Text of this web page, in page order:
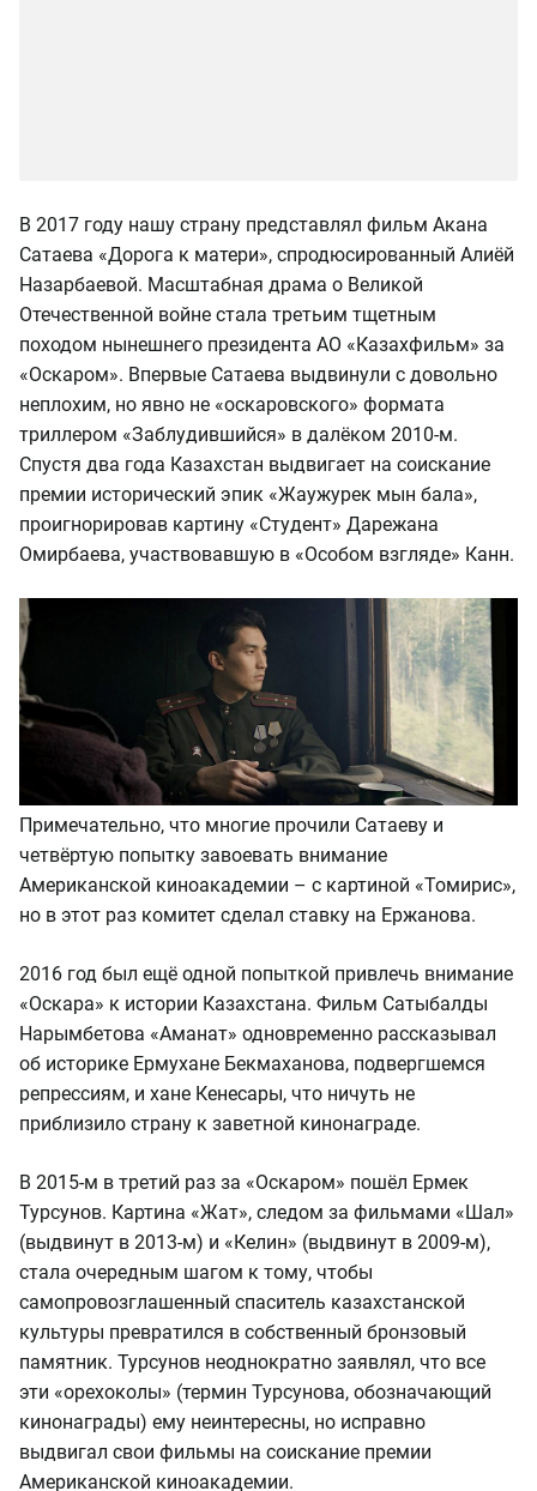
В 2017 году нашу страну представлял фильм Акана
Сатаева «Дорога к матери», спродюсированный Алиёй
Назарбаевой. Масштабная драма о Великой
Отечественной войне стала третьим тщетным
походом нынешнего президента АО «Казахфильм» за
«Оскаром». Впервые Сатаева выдвинули с довольно
неплохим, но явно не «оскаровского» формата
триллером «Заблудившийся» в далёком 2010-м.
Спустя два года Казахстан выдвигает на соискание
премии исторический эпик «Жаужурек мын бала»,
проигнорировав картину «Студент» Дарежана
Омирбаева, участвовавшую в «Особом взгляде» Канн.
Примечательно, что многие прочили Сатаеву и
четвёртую попытку завоевать внимание
Американской киноакадемии – с картиной «Томирис»,
но в этот раз комитет сделал ставку на Ержанова.
2016 год был ещё одной попыткой привлечь внимание
«Оскара» к истории Казахстана. Фильм Сатыбалды
Нарымбетова «Аманат» одновременно рассказывал
об историке Ермухане Бекмаханова, подвергшемся
репрессиям, и хане Кенесары, что ничуть не
приблизило страну к заветной кинонаграде.
В 2015-м в третий раз за «Оскаром» пошёл Ермек
Турсунов. Картина «Жат», следом за фильмами «Шал»
(выдвинут в 2013-м) и «Келин» (выдвинут в 2009-м),
стала очередным шагом к тому, чтобы
самопровозглашенный спаситель казахстанской
культуры превратился в собственный бронзовый
памятник. Турсунов неоднократно заявлял, что все
эти «орехоколы» (термин Турсунова, обозначающий
кинонаграды) ему неинтересны, но исправно
выдвигал свои фильмы на соискание премии
Американской киноакадемии.